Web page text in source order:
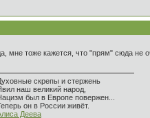
мне тоже кажется, что "прям" сюда не
скрепы и стержень
наш великий народ,
был в Европе повержен...
он в России живёт.
Деева